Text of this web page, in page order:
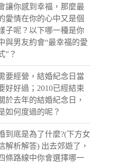
讓你感到幸福，那麼最
愛情在你的心中又是個
子呢？以下哪一種是你
與男友約會“最幸福的愛
”？
要經營，結婚紀念日當
好好過；2010已經結束
於去年的結婚紀念日，
如何度過的呢？
到底是為了什麼?(下方女
解析解答) 出去郊遊了，
條路線中你會選擇哪一